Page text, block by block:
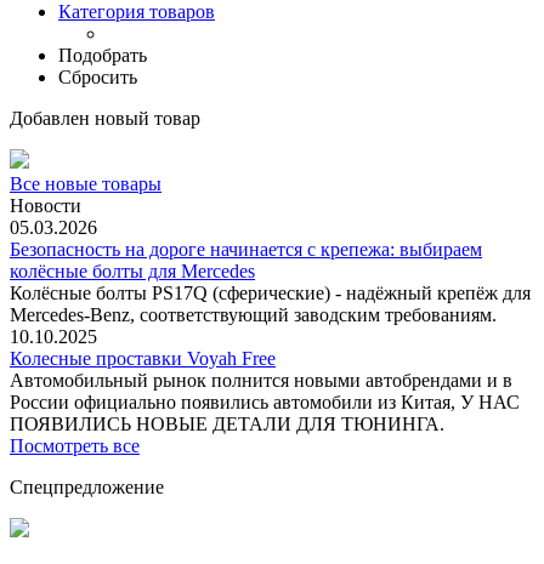
Категория товаров
Подобрать
Сбросить
Добавлен новый товар
Все новые товары
Новости
05.03.2026
Безопасность на дороге начинается с крепежа: выбираем
колёсные болты для Mercedes
Колёсные болты PS17Q (сферические) - надёжный крепёж для
Mercedes‑Benz, соответствующий заводским требованиям.
10.10.2025
Колесные проставки Voyah Free
Автомобильный рынок полнится новыми автобрендами и в
России официально появились автомобили из Китая, У НАС
ПОЯВИЛИСЬ НОВЫЕ ДЕТАЛИ ДЛЯ ТЮНИНГА.
Посмотреть все
Спецпредложение